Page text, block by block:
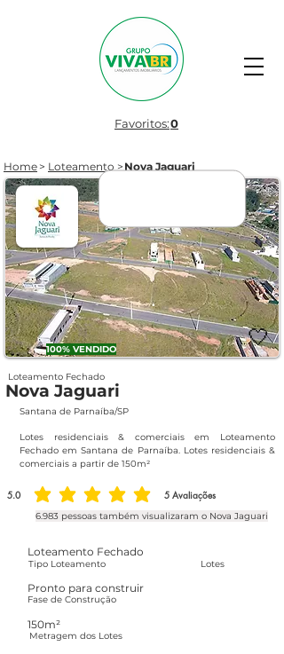
Favoritos:0
Home > Loteamento >Nova Jaguari
🤍
100% VENDIDO
Nova Jaguari
Loteamento Fechado
Santana de Parnaíba/SP
Lotes residenciais & comerciais em Loteamento
Fechado em Santana de Parnaíba. Lotes residenciais &
comerciais a partir de 150m²
5.0 5 Avaliações
classificação média é 5 de 5, com base em 5 votos, Avaliações
6.983 pessoas também visualizaram o Nova Jaguari
Loteamento Fechado
Tipo Loteamento Lotes
Pronto para construir
Fase de Construção
150m²
Metragem dos Lotes